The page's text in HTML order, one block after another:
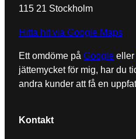
115 21 Stockholm
Hitta hit via Google Maps
Ett omdöme på Google eller
jättemycket för mig, har du
andra kunder att få en
Kontakt
besök. Om
här kakorna
kommer
funktionalitet
att försvinna
från